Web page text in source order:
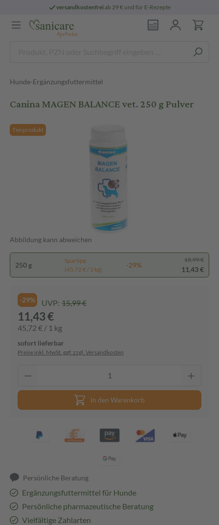
versandkostenfreiab 29 € und für E-Rezepte
Hunde-Ergänzungsfuttermittel
Canina MAGEN BALANCE vet. 250 g Pulver
Tierprodukt
Abbildung kann abweichen
250 g
Spartipp
(45,72 € / 1 kg)
-29%
15,99 €
11,43 €
-29% UVP: 15,99 €
11,43 €
45,72 € / 1 kg
sofort lieferbar
Preise inkl. MwSt. ggf. zzgl. Versandkosten
In den Warenkorb
Persönliche Beratung
Ergänzungsfuttermittel für Hunde
Persönliche pharmazeutische Beratung
Vielfältige Zahlarten